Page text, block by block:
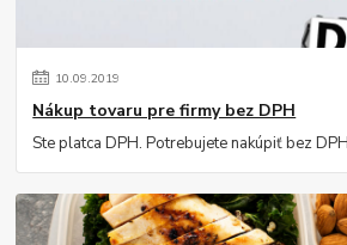
10.09.2019
Nákup tovaru pre firmy bez DPH
Ste platca DPH. Potrebujete nakúpiť bez